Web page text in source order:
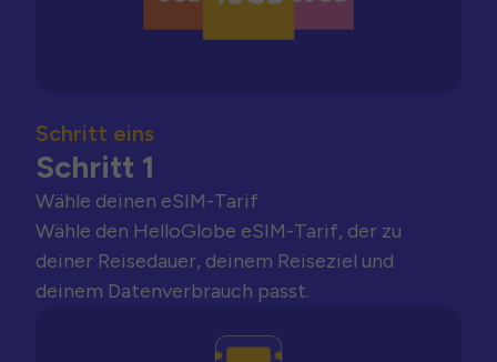
Schritt eins
Schritt 1
Wähle deinen eSIM-Tarif
Wähle den HelloGlobe eSIM-Tarif, der zu
deiner Reisedauer, deinem Reiseziel und
deinem Datenverbrauch passt.